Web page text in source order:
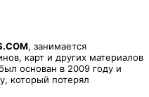
, занимается
карт и других материалов
основан в 2009 году и
который потерял